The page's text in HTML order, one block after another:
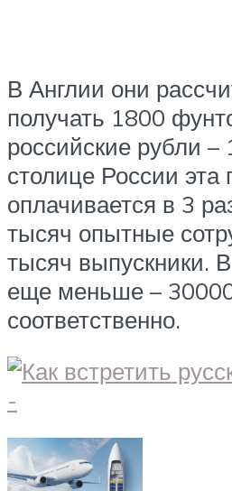
В Англии они
получать 1800
российские рубли
столице России эта
оплачивается в 3
тысяч опытные
тысяч выпускники.
еще меньше –
соответственно.